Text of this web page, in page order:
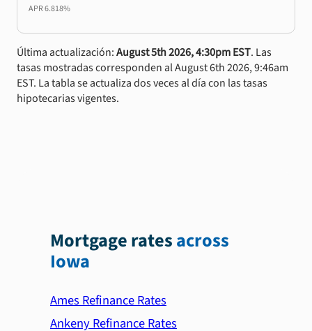
APR6.818%
Última actualización:August 5th 2026, 4:30pm EST. Las
tasas mostradas corresponden al August 6th 2026, 9:46am
EST. La tabla se actualiza dos veces al día con las tasas
hipotecarias vigentes.
Mortgage ratesacross
Iowa
Ames Refinance Rates
Ankeny Refinance Rates